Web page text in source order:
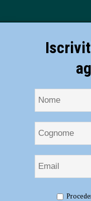
Piacenza più forte della